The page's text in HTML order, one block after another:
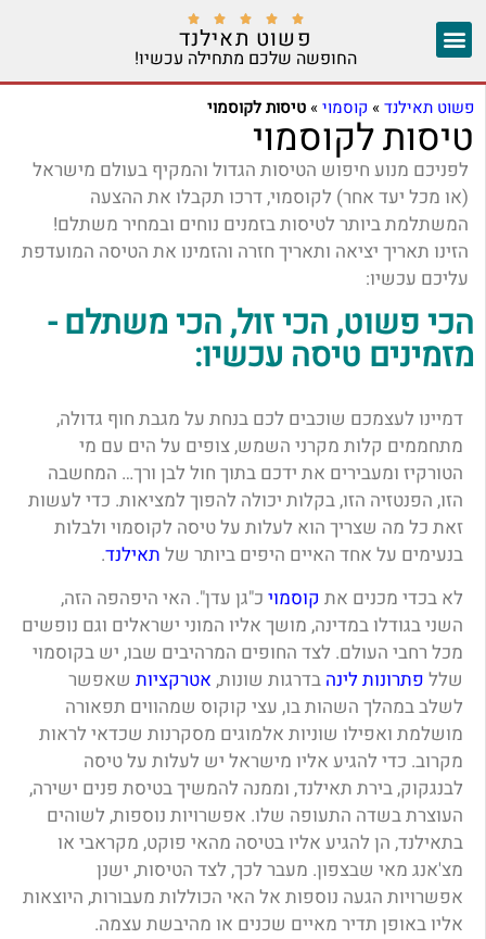





פשוט תאילנד
החופשה שלכם מתחילה עכשיו!
פשוט תאילנד» קוסמוי» טיסות לקוסמוי
טיסות לקוסמוי
לפניכם מנוע חיפוש הטיסות הגדול והמקיף בעולם מישראל
(או מכל יעד אחר) לקוסמוי, דרכו תקבלו את ההצעה
המשתלמת ביותר לטיסות בזמנים נוחים ובמחיר משתלם!
הזינו תאריך יציאה ותאריך חזרה והזמינו את הטיסה המועדפת
עליכם עכשיו:
הכי פשוט, הכי זול, הכי משתלם -
מזמינים טיסה עכשיו:
דמיינו לעצמכם שוכבים לכם בנחת על מגבת חוף גדולה,
מתחממים קלות מקרני השמש, צופים על הים עם מי
הטורקיז ומעבירים את ידכם בתוך חול לבן ורך… המחשבה
הזו, הפנטזיה הזו, בקלות יכולה להפוך למציאות. כדי לעשות
זאת כל מה שצריך הוא לעלות על טיסה לקוסמוי ולבלות
בנעימים על אחד האיים היפים ביותר של תאילנד.
לא בכדי מכנים את קוסמוי כ"גן עדן". האי היפהפה הזה,
השני בגודלו במדינה, מושך אליו המוני ישראלים וגם נופשים
מכל רחבי העולם. לצד החופים המרהיבים שבו, יש בקוסמוי
שלל פתרונות לינה בדרגות שונות, אטרקציות שאפשר
לשלב במהלך השהות בו, עצי קוקוס שמהווים תפאורה
מושלמת ואפילו שוניות אלמוגים מסקרנות שכדאי לראות
מקרוב. כדי להגיע אליו מישראל יש לעלות על טיסה
לבנגקוק, בירת תאילנד, וממנה להמשיך בטיסת פנים ישירה,
העוצרת בשדה התעופה שלו. אפשרויות נוספות, לשוהים
בתאילנד, הן להגיע אליו בטיסה מהאי פוקט, מקראבי או
מצ'אנג מאי שבצפון. מעבר לכך, לצד הטיסות, ישנן
אפשרויות הגעה נוספות אל האי הכוללות מעבורות, היוצאות
אליו באופן תדיר מאיים שכנים או מהיבשת עצמה.